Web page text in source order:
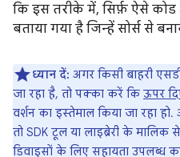
कि इस तरीके में, सिर्फ़ ऐसे कोड
बताया गया है जिन्हें सोर्स से
ध्यान दें: अगर किसी बाहरी
जा रहा है, तो पक्का करें कि ऊपर
वर्शन का इस्तेमाल किया जा रहा
तो SDK टूल या लाइब्रेरी के
डिवाइसों के लिए सहायता उपलब्ध